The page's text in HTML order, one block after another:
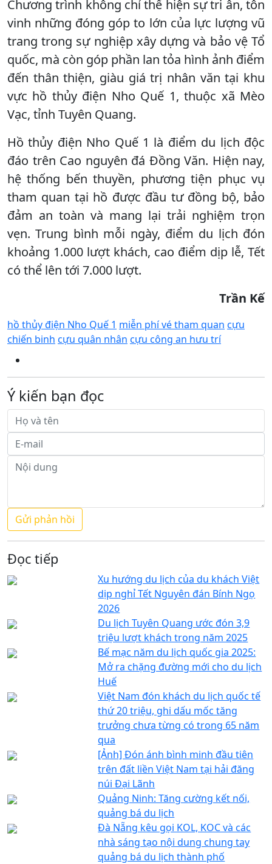
Chương trình không chỉ thể hiện sự tri ân, tôn
vinh những đóng góp to lớn của lực lượng vũ
trang trong sự nghiệp xây dựng và bảo vệ Tổ
quốc, mà còn góp phần lan tỏa hình ảnh điểm
đến thân thiện, giàu giá trị nhân văn tại khu
vực hồ thủy điện Nho Quế 1, thuộc xã Mèo
Vạc, tỉnh Tuyên Quang.
Hồ thủy điện Nho Quế 1 là điểm du lịch độc
đáo trên Cao nguyên đá Đồng Văn. Hiện nay,
hệ thống bến thuyền, phương tiện phục vụ
tham quan tại hồ được đầu tư đồng bộ, bảo
đảm an toàn và mang lại trải nghiệm trọn
vẹn. Trung bình mỗi ngày, điểm du lịch đón
khoảng 1.000 lượt khách, cao điểm dịp lễ, Tết
có thể lên tới 7.000 lượt.
Trần Kế
hồ thủy điện Nho Quế 1 miễn phí vé tham quan cựu
chiến binh cựu quân nhân cựu công an hưu trí
Ý kiến bạn đọc
Đọc tiếp
Xu hướng du lịch của du khách Việt
dịp nghỉ Tết Nguyên đán Bính Ngọ
2026
Du lịch Tuyên Quang ước đón 3,9
triệu lượt khách trong năm 2025
Bế mạc năm du lịch quốc gia 2025:
Mở ra chặng đường mới cho du lịch
Huế
Việt Nam đón khách du lịch quốc tế
thứ 20 triệu, ghi dấu mốc tăng
trưởng chưa từng có trong 65 năm
qua
[Ảnh] Đón ánh bình minh đầu tiên
trên đất liền Việt Nam tại hải đăng
núi Đại Lãnh
Quảng Ninh: Tăng cường kết nối,
quảng bá du lịch
Đà Nẵng kêu gọi KOL, KOC và các
nhà sáng tạo nội dung chung tay
quảng bá du lịch thành phố